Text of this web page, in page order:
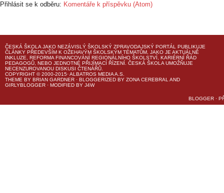
Přihlásit se k odběru: Komentáře k příspěvku (Atom)
ČESKÁ ŠKOLA JAKO NEZÁVISLÝ ŠKOLSKÝ ZPRAVODAJSKÝ PORTÁL PUBLIKUJE
ČLÁNKY PŘEDEVŠÍM K OŽEHAVÝM ŠKOLSKÝM TÉMATŮM, JAKO JE AKTUÁLNĚ
INKLUZE, REFORMA FINANCOVÁNÍ REGIONÁLNÍHO ŠKOLSTVÍ, KARIÉRNÍ ŘÁD
PEDAGOGŮ, NEBO JEDNOTNÉ PŘIJÍMACÍ ŘÍZENÍ. ČESKÁ ŠKOLA UMOŽŇUJE
NECENZUROVANOU DISKUSI ČTENÁŘŮ.
COPYRIGHT © 2000-2015· ALBATROS MEDIA A.S.
THEME BY BRIAN GARDNER · BLOGGERIZED BY ZONA CEREBRAL AND
GIRLYBLOGGER · MODIFIED BY J4W
BLOGGER ·